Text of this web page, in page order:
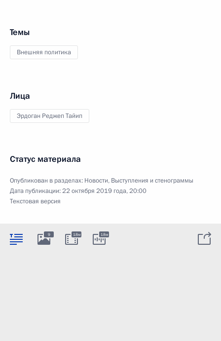
Темы
Внешняя политика
Лица
Эрдоган Реджеп Тайип
Статус материала
Опубликован в разделах: Новости, Выступления и стенограммы
Дата публикации:22 октября 2019 года, 20:00
Текстовая версия
9 18м 18м